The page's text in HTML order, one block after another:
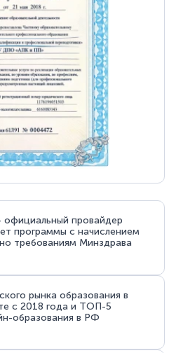
официальный провайдер
программы с начислением
требованиям Минздрава
рынка образования в
с 2018 года и ТОП-5
образования в РФ